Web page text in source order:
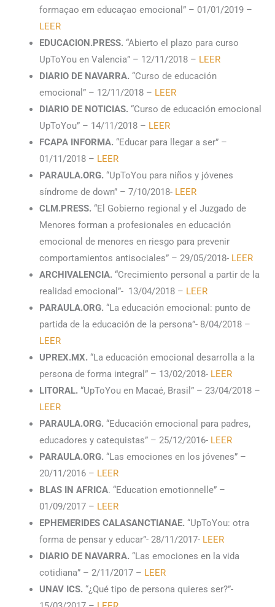
formaçao em educaçao emocional” – 01/01/2019 –
LEER
EDUCACION.PRESS. “Abierto el plazo para curso
UpToYou en Valencia” – 12/11/2018 – LEER
DIARIO DE NAVARRA. “Curso de educación
emocional” – 12/11/2018 – LEER
DIARIO DE NOTICIAS. “Curso de educación emocional
UpToYou” – 14/11/2018 – LEER
FCAPA INFORMA. “Educar para llegar a ser” –
01/11/2018 – LEER
PARAULA.ORG. “UpToYou para niños y jóvenes
síndrome de down” – 7/10/2018- LEER
CLM.PRESS. “El Gobierno regional y el Juzgado de
Menores forman a profesionales en educación
emocional de menores en riesgo para prevenir
comportamientos antisociales” – 29/05/2018- LEER
ARCHIVALENCIA. “Crecimiento personal a partir de la
realidad emocional”- 13/04/2018 – LEER
PARAULA.ORG. “La educación emocional: punto de
partida de la educación de la persona”- 8/04/2018 –
LEER
UPREX.MX. “La educación emocional desarrolla a la
persona de forma integral” – 13/02/2018- LEER
LITORAL. “UpToYou en Macaé, Brasil” – 23/04/2018 –
LEER
PARAULA.ORG. “Educación emocional para padres,
educadores y catequistas” – 25/12/2016- LEER
PARAULA.ORG. “Las emociones en los jóvenes” –
20/11/2016 – LEER
BLAS IN AFRICA. “Education emotionnelle” –
01/09/2017 – LEER
EPHEMERIDES CALASANCTIANAE. “UpToYou: otra
forma de pensar y educar”- 28/11/2017- LEER
DIARIO DE NAVARRA. “Las emociones en la vida
cotidiana” – 2/11/2017 – LEER
UNAV ICS. “¿Qué tipo de persona quieres ser?”-